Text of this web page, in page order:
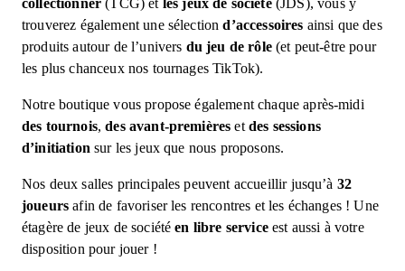
collectionner (TCG) et les jeux de société (JDS), vous y
trouverez également une sélectiond’accessoires ainsi que des
produits autour de l’univers du jeu de rôle(et peut-être pour
les plus chanceux nos tournages TikTok).
Notre boutique vous propose également chaque après-midi
des tournois,des avant-premières et des sessions
d’initiation sur les jeux que nous proposons.
Nos deux salles principales peuvent accueillir jusqu’à 32
joueurs afin de favoriser les rencontres et les échanges ! Une
étagère de jeux de sociétéen libre serviceest aussi à votre
disposition pour jouer !